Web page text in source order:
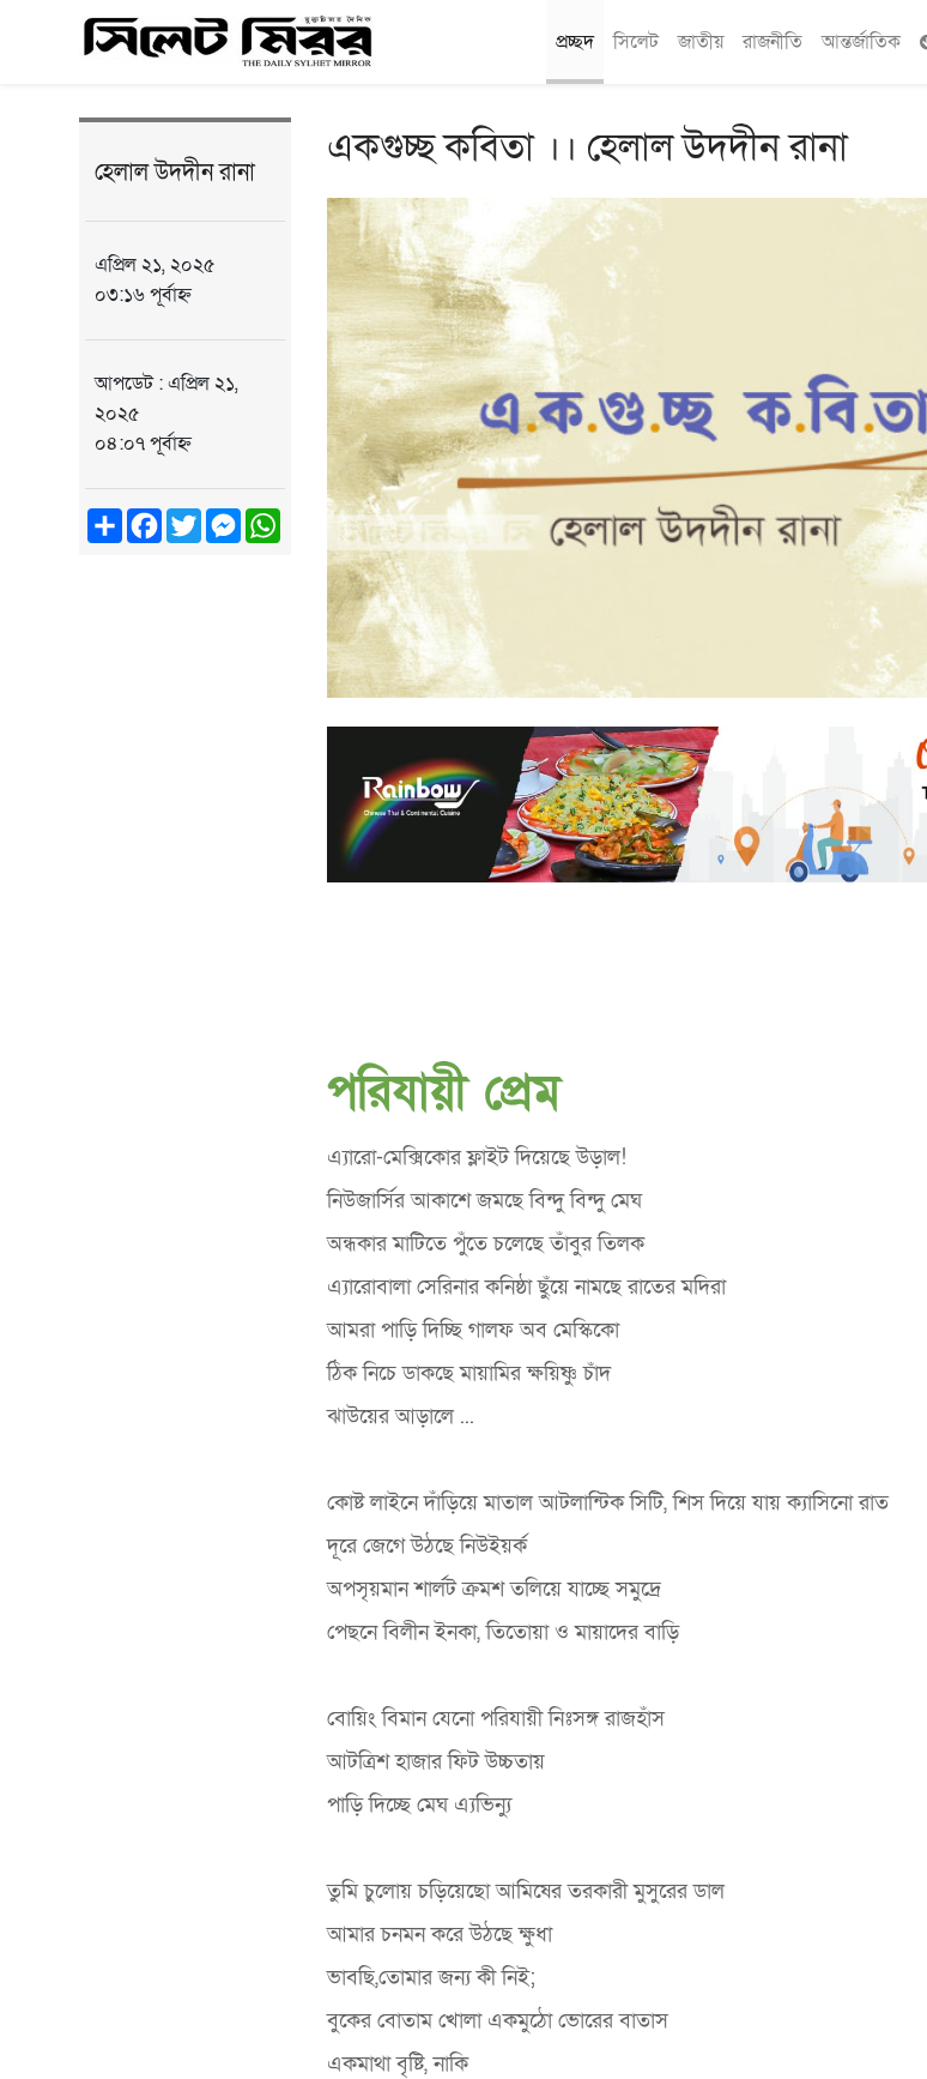
প্রচ্ছদ সিলেট জাতীয় রাজনীতি আন্তর্জাতিক
হেলাল উদদীন রানা
এপ্রিল ২১, ২০২৫
০৩:১৬ পূর্বাহ্ন
আপডেট : এপ্রিল ২১,
২০২৫
০৪:০৭ পূর্বাহ্ন
ShareFacebook
TwitterMessenger
WhatsApp
একগুচ্ছ কবিতা ।। হেলাল উদদীন রানা
পরিযায়ী প্রেম
এ্যারো-মেক্সিকোর ফ্লাইট দিয়েছে উড়াল!
নিউজার্সির আকাশে জমছে বিন্দু বিন্দু মেঘ
অন্ধকার মাটিতে পুঁতে চলেছে তাঁবুর তিলক
এ্যারোবালা সেরিনার কনিষ্ঠা ছুঁয়ে নামছে রাতের মদিরা
আমরা পাড়ি দিচ্ছি গালফ অব মেস্কিকো
ঠিক নিচে ডাকছে মায়ামির ক্ষয়িষ্ণু চাঁদ
ঝাউয়ের আড়ালে ...
কোষ্ট লাইনে দাঁড়িয়ে মাতাল আটলান্টিক সিটি, শিস দিয়ে যায় ক্যাসিনো রাত
দূরে জেগে উঠছে নিউইয়র্ক
অপসৃয়মান শার্লট ক্রমশ তলিয়ে যাচ্ছে সমুদ্রে
পেছনে বিলীন ইনকা, তিতোয়া ও মায়াদের বাড়ি
বোয়িং বিমান যেনো পরিযায়ী নিঃসঙ্গ রাজহাঁস
আটত্রিশ হাজার ফিট উচ্চতায়
পাড়ি দিচ্ছে মেঘ এ্যভিন্যু
তুমি চুলোয় চড়িয়েছো আমিষের তরকারী মুসুরের ডাল
আমার চনমন করে উঠছে ক্ষুধা
ভাবছি,তোমার জন্য কী নিই;
বুকের বোতাম খোলা একমুঠো ভোরের বাতাস
একমাথা বৃষ্টি, নাকি